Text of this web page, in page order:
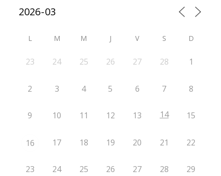
L M M J V S D
23 24 25 26 27 28 1
2 3 4 5 6 7 8
9 10 11 12 13 14 15
16 17 18 19 20 21 22
23 24 25 26 27 28 29